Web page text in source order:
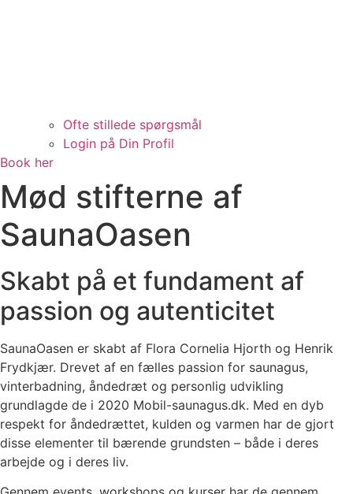
Ofte stillede spørgsmål
Login på Din Profil
Book her
Mød stifterne af
SaunaOasen
Skabt på et fundament af
passion og autenticitet
SaunaOasen er skabt af Flora Cornelia Hjorth og Henrik
Frydkjær. Drevet af en fælles passion for saunagus,
vinterbadning, åndedræt og personlig udvikling
grundlagde de i 2020 Mobil-saunagus.dk. Med en dyb
respekt for åndedrættet, kulden og varmen har de gjort
disse elementer til bærende grundsten – både i deres
arbejde og i deres liv.